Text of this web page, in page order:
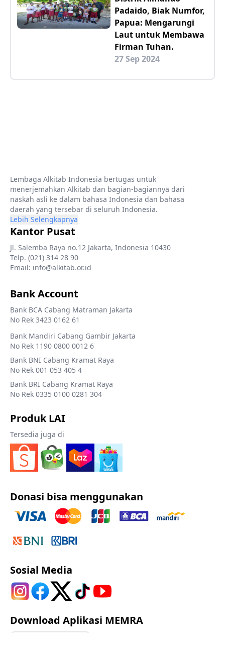
Padaido, Biak Numfor,
Papua: Mengarungi
Laut untuk Membawa
Firman Tuhan.
27 Sep 2024
Lembaga Alkitab Indonesia bertugas untuk
menerjemahkan Alkitab dan bagian-bagiannya dari
naskah asli ke dalam bahasa Indonesia dan bahasa
daerah yang tersebar di seluruh Indonesia.
Lebih Selengkapnya
Kantor Pusat
Jl. Salemba Raya no.12 Jakarta, Indonesia 10430
Telp. (021) 314 28 90
Email: info@alkitab.or.id
Bank Account
Bank BCA Cabang Matraman Jakarta
No Rek 3423 0162 61
Bank Mandiri Cabang Gambir Jakarta
No Rek 1190 0800 0012 6
Bank BNI Cabang Kramat Raya
No Rek 001 053 405 4
Bank BRI Cabang Kramat Raya
No Rek 0335 0100 0281 304
Produk LAI
Tersedia juga di
Donasi bisa menggunakan
Sosial Media
Download Aplikasi MEMRA